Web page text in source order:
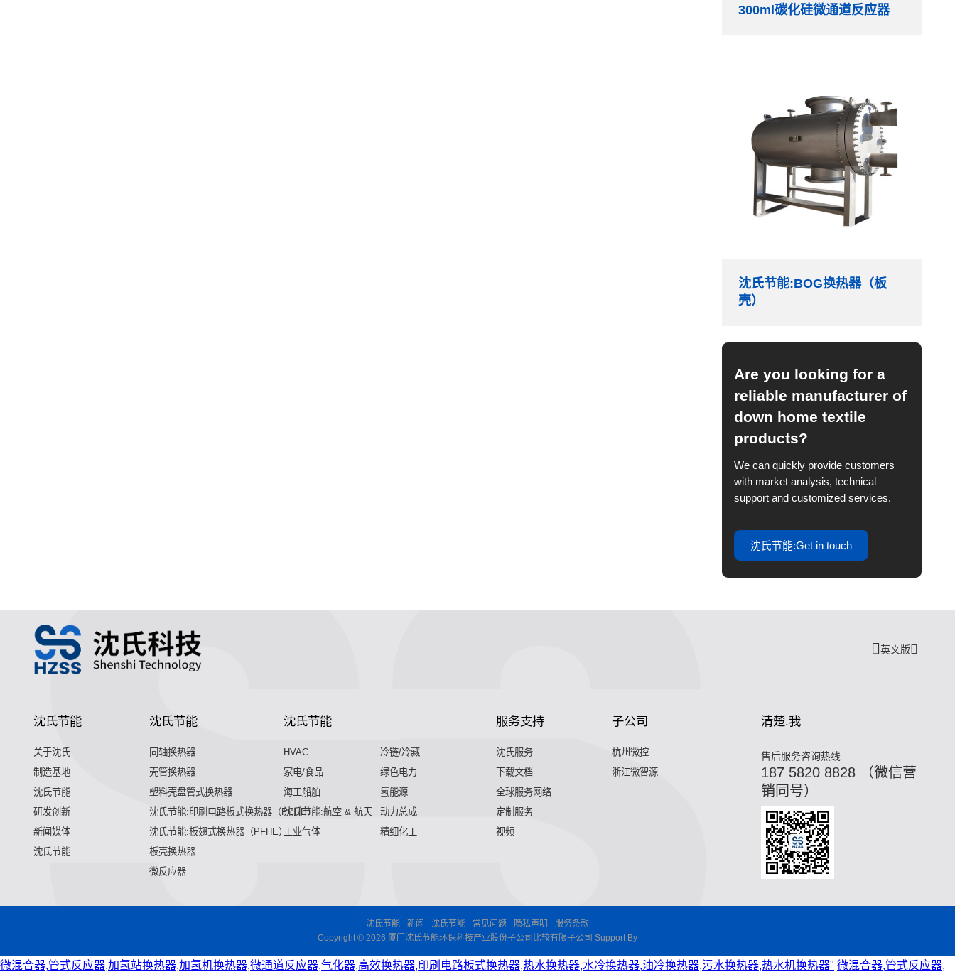
300ml碳化硅微通道反应器
沈氏节能:BOG换热器（板
壳）
Are you looking for a
reliable manufacturer of
down home textile
products?
We can quickly provide customers
with market analysis, technical
support and customized services.
沈氏节能:Get in touch
英文版
沈氏节能
关于沈氏
制造基地
沈氏节能
研发创新
新闻媒体
沈氏节能
沈氏节能
同轴换热器
壳管换热器
塑料壳盘管式换热器
沈氏节能:印刷电路板式换热器（PCHE）
沈氏节能:板翅式换热器（PFHE）
板壳换热器
微反应器
沈氏节能
HVAC
冷链/冷藏
家电/食品
绿色电力
海工船舶
氢能源
沈氏节能:航空 & 航天
动力总成
工业气体
精细化工
服务支持
沈氏服务
下载文档
全球服务网络
定制服务
视频
子公司
杭州微控
浙江微智源
清楚.我
售后服务咨询热线
187 5820 8828 （微信营
销同号）
沈氏节能 新闻 沈氏节能 常见问题 隐私声明
服务条款
Copyright © 2026 厦门沈氏节能环保科技产业股份子公司比较有限子公司 Support By
微混合器,管式反应器,加氢站换热器,加氢机换热器,微通道反应器,气化器,高效换热器,印刷电路板式换热器,热水换热器,水冷换热器,油冷换热器,污水换热器,热水机换热器" 微混合器,管式反应器,